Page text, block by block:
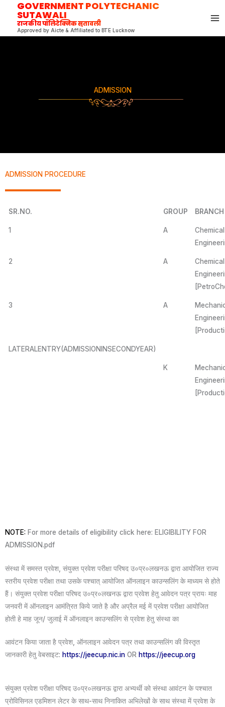
content
GOVERNMENT POLYTECHANIC
SUTAWALI
राजकीय पॉलिटेक्निक सुतावली
Approved by Aicte & Affiliated to BTE Lucknow
ADMISSION
ADMISSION PROCEDURE
SR.NO. GROUP BRANCH
1 A
Chemical
2 A
Chemical
3 A
LATERALENTRY(ADMISSIONINSECONDYEAR)
K
NOTE: For more details of eligibility click here: ELIGIBILITY FOR
ADMISSION.pdf
संस्था में समस्त प्रवेश, संयुक्त प्रवेश परीक्षा परिषद उ०प्र०लखनऊ द्वारा आयोजित राज्य
स्तरीय प्रवेश परीक्षा तथा उसके पश्चात् आयोजित ऑनलाइन काउन्सलिंग के माध्यम से होते
हैं। संयुक्त प्रवेश परीक्षा परिषद उ०प्र०लखनऊ द्वारा प्रवेश हेतु आवेदन पत्र प्रायः माह
जनवरी में ऑनलाइन आमंत्रित किये जाते है और अप्रैल मई में प्रवेश परीक्षा आयोजित
होती हे माह जून/ जुलाई में ऑनलाइन काउन्सलिंग से प्रवेश हेतु संस्था का
आवंटन किया जाता है प्रवेश, ऑनलाइन आवेदन पत्र तथा काउन्सलिंग की विस्तृत
जानकारी हेतु वेबसाइट: https://jeecup.nic.in OR https://jeecup.org
संयुक्त प्रवेश परीक्षा परिषद उ०प्र०लखनऊ द्वारा अभ्यर्थी को संस्था आवंटन के पश्चात
प्रोविसिनल एडमिशन लेटर के साथ-साथ निनाकित अभिलेखों के साथ संस्था में प्रवेश के